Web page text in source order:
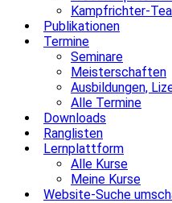
Kampfrichter-
Publikationen
Termine
Seminare
Meisterschaften
Ausbildungen,
Alle Termine
Downloads
Ranglisten
Lernplattform
Alle Kurse
Meine Kurse
Website-Suche